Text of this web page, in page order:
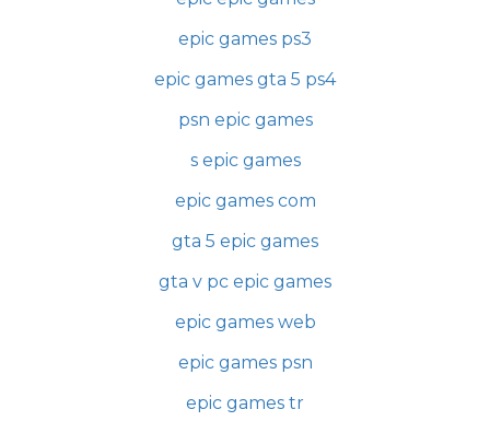
epic games ps3
epic games gta 5 ps4
psn epic games
s epic games
epic games com
gta 5 epic games
gta v pc epic games
epic games web
epic games psn
epic games tr